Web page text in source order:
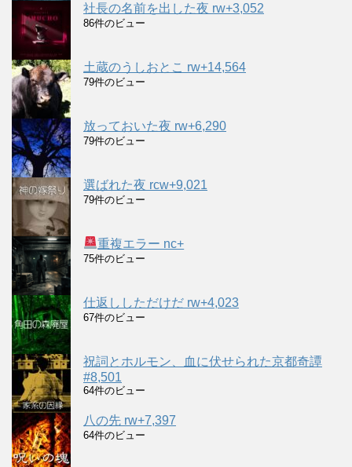
社長の名前を出した夜 rw+3,052
86件のビュー
土蔵のうしおとこ rw+14,564
79件のビュー
放っておいた夜 rw+6,290
79件のビュー
選ばれた夜 rcw+9,021
79件のビュー
重複エラー nc+
75件のビュー
仕返ししただけだ rw+4,023
67件のビュー
祝詞とホルモン、血に伏せられた京都奇譚
#8,501
64件のビュー
八の先 rw+7,397
64件のビュー